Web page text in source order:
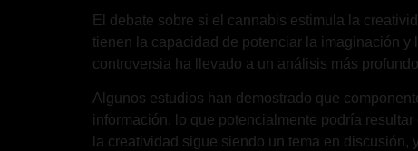
El debate sobre si el cannabis estimula la
tienen la capacidad de potenciar la imaginación
controversia ha llevado a un análisis más
Algunos estudios han demostrado que
información, lo que potencialmente podría
la creatividad sigue siendo un tema en